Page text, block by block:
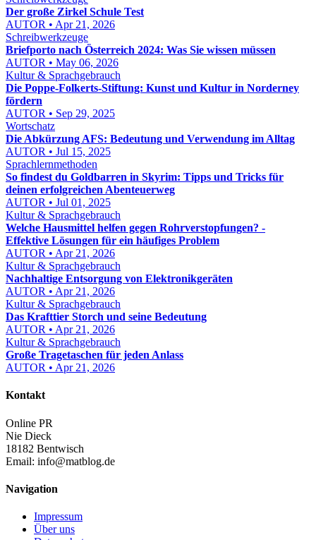
Der große Zirkel Schule Test
AUTOR • Apr 21, 2026
Schreibwerkzeuge
Briefporto nach Österreich 2024: Was Sie wissen müssen
AUTOR • May 06, 2026
Kultur & Sprachgebrauch
Die Poppe-Folkerts-Stiftung: Kunst und Kultur in Norderney
fördern
AUTOR • Sep 29, 2025
Wortschatz
Die Abkürzung AFS: Bedeutung und Verwendung im Alltag
AUTOR • Jul 15, 2025
Sprachlernmethoden
So findest du Goldbarren in Skyrim: Tipps und Tricks für
deinen erfolgreichen Abenteuerweg
AUTOR • Jul 01, 2025
Kultur & Sprachgebrauch
Welche Hausmittel helfen gegen Rohrverstopfungen? -
Effektive Lösungen für ein häufiges Problem
AUTOR • Apr 21, 2026
Kultur & Sprachgebrauch
Nachhaltige Entsorgung von Elektronikgeräten
AUTOR • Apr 21, 2026
Kultur & Sprachgebrauch
Das Krafttier Storch und seine Bedeutung
AUTOR • Apr 21, 2026
Kultur & Sprachgebrauch
Große Tragetaschen für jeden Anlass
AUTOR • Apr 21, 2026
Kontakt
Online PR
Nie Dieck
18182 Bentwisch
Email: info@matblog.de
Navigation
Impressum
Über uns